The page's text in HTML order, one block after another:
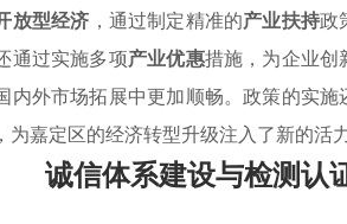
放型经济 ，通过制定精准的产业扶持政
通过实施多项产业优惠措施，为企业创
内外市场拓展中更加顺畅。政策的实
为嘉定区的经济转型升级注入了新的活
诚信体系建设与检测认